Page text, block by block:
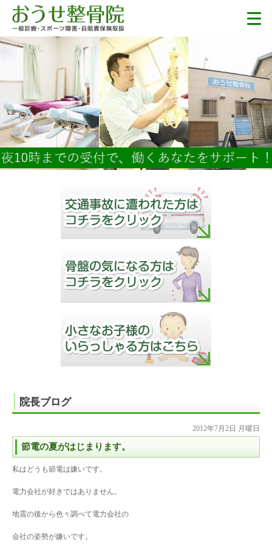
院長ブログ
2012年7月2日 月曜日
節電の夏がはじまります。
私はどうも節電は嫌いです。
電力会社が好きではありません。
地震の後から色々調べて電力会社の
会社の姿勢が嫌いです。